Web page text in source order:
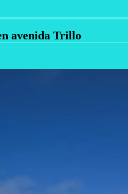
avenida Trillo